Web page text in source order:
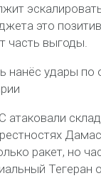
это
часть выгоды.
удары по
атаковали
ракет, но
Тегеран